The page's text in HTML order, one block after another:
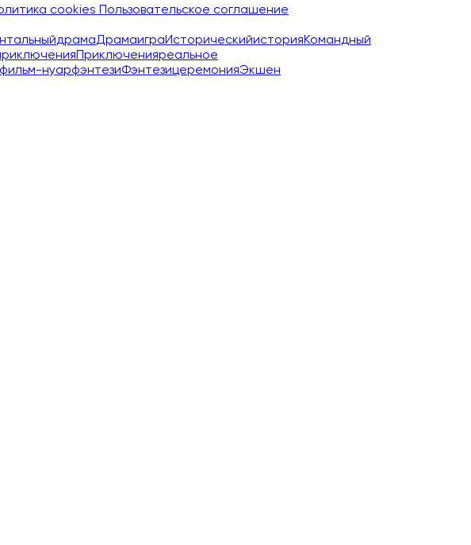
cookies Пользовательское соглашение
драмаДрамаиграИсторическийисторияКомандный
Приключенияреальное
фильм-нуарфэнтезиФэнтезицеремонияЭкшен